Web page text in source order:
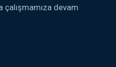
devam